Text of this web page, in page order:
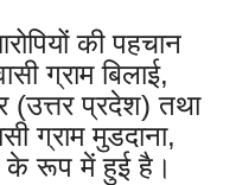
की पहचान
ग्राम बिलाई,
(उत्तर प्रदेश) तथा
ग्राम मुडदाना,
के रूप में हुई है।